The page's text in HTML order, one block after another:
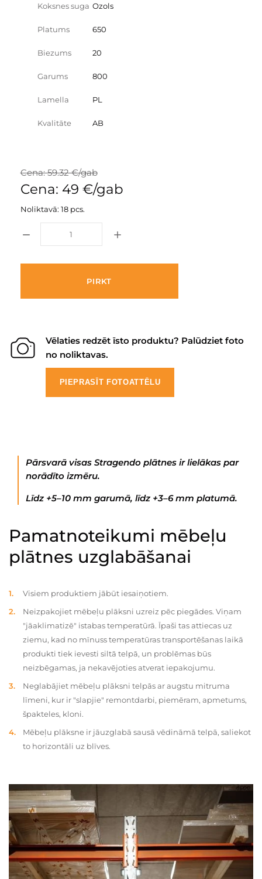
Koksnes suga Ozols
Platums 650
Biezums 20
Garums 800
Lamella PL
Kvalitāte AB
Cena: 59.32 €/gab
Cena: 49 €/gab
Noliktavā: 18 pcs.
PIRKT
Vēlaties redzēt īsto produktu? Palūdziet foto
no noliktavas.
PIEPRASĪT FOTOATTĒLU
Pārsvarā visas Stragendo plātnes ir lielākas par
norādīto izmēru.
Līdz +5–10 mm garumā, līdz +3–6 mm platumā.
Pamatnoteikumi mēbeļu
plātnes uzglabāšanai
Visiem produktiem jābūt iesaiņotiem.
Neizpakojiet mēbeļu plāksni uzreiz pēc piegādes. Viņam
"jāaklimatizē" istabas temperatūrā. Īpaši tas attiecas uz
ziemu, kad no mīnuss temperatūras transportēšanas laikā
produkti tiek ievesti siltā telpā, un problēmas būs
neizbēgamas, ja nekavējoties atverat iepakojumu.
Neglabājiet mēbeļu plāksni telpās ar augstu mitruma
līmeni, kur ir "slapjie" remontdarbi, piemēram, apmetums,
špakteles, kloni.
Mēbeļu plāksne ir jāuzglabā sausā vēdināmā telpā, saliekot
to horizontāli uz blīves.